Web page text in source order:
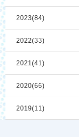
2023(84)
2022(33)
2021(41)
2020(66)
2019(11)